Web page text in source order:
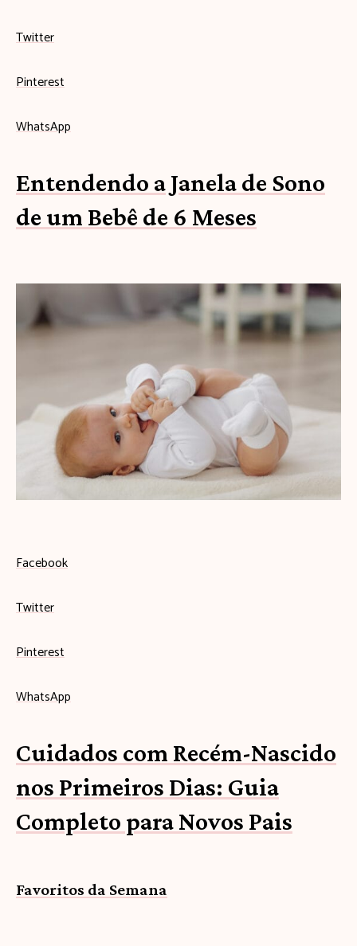
Twitter
Pinterest
WhatsApp
Entendendo a Janela de Sono
de um Bebê de 6 Meses
Facebook
Twitter
Pinterest
WhatsApp
Cuidados com Recém-Nascido
nos Primeiros Dias: Guia
Completo para Novos Pais
Favoritos da Semana